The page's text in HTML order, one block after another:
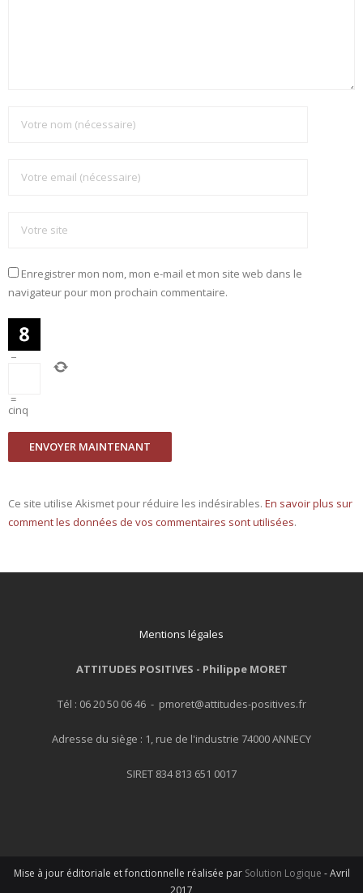
Enregistrer mon nom, mon e-mail et mon site web dans le
navigateur pour mon prochain commentaire.
−
=
cinq
Ce site utilise Akismet pour réduire les indésirables. En savoir plus sur
comment les données de vos commentaires sont utilisées.
Mentions légales
ATTITUDES POSITIVES - Philippe MORET
Tél : 06 20 50 06 46 - pmoret@attitudes-positives.fr
Adresse du siège : 1, rue de l'industrie 74000 ANNECY
SIRET 834 813 651 0017
Mise à jour éditoriale et fonctionnelle réalisée par Solution Logique - Avril